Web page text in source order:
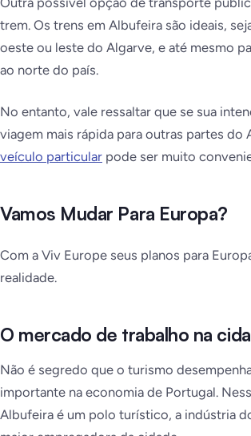
trem. Os trens em Albufeira são ideais,
oeste ou leste do Algarve, e até mesmo
ao norte do país.
No entanto, vale ressaltar que se sua
viagem mais rápida para outras partes do
veículo particular pode ser muito
Vamos Mudar Para Europa?
Com a Viv Europe seus planos para
realidade.
O mercado de trabalho na
Não é segredo que o turismo
importante na economia de Portugal.
Albufeira é um polo turístico, a indústria